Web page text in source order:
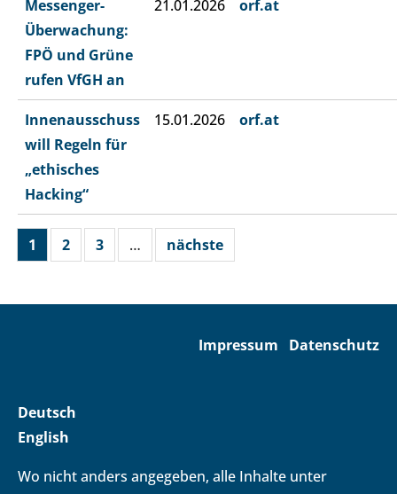
Messenger-
Überwachung:
FPÖ und Grüne
rufen VfGH an
21.01.2026 orf.at
Innenausschuss
will Regeln für
„ethisches
Hacking“
15.01.2026 orf.at
1 2 3 … nächste
Impressum Datenschutz
Deutsch
English
Wo nicht anders angegeben, alle Inhalte unter